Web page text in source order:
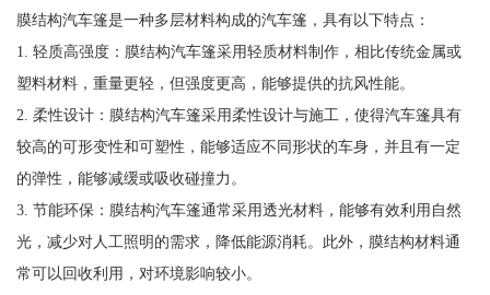
膜结构汽车篷是一种多层材料构成的汽车篷，具有以下特点：
1. 轻质高强度：膜结构汽车篷采用轻质材料制作，相比传统金属或
塑料材料，重量更轻，但强度更高，能够提供的抗风性能。
2. 柔性设计：膜结构汽车篷采用柔性设计与施工，使得汽车篷具有
较高的可形变性和可塑性，能够适应不同形状的车身，并且有一定
的弹性，能够减缓或吸收碰撞力。
3. 节能环保：膜结构汽车篷通常采用透光材料，能够有效利用自然
光，减少对人工照明的需求，降低能源消耗。此外，膜结构材料通
常可以回收利用，对环境影响较小。